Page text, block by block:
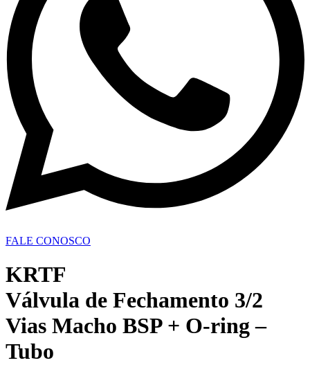
FALE CONOSCO
KRTF
Válvula de Fechamento 3/2
Vias Macho BSP + O-ring –
Tubo